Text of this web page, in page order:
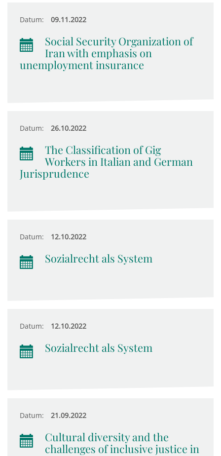
Datum: 09.11.2022
Social Security Organization of
Iran with emphasis on
unemployment insurance
Datum: 26.10.2022
The Classification of Gig
Workers in Italian and German
Jurisprudence
Datum: 12.10.2022
Sozialrecht als System
Datum: 12.10.2022
Sozialrecht als System
Datum: 21.09.2022
Cultural diversity and the
challenges of inclusive justice in